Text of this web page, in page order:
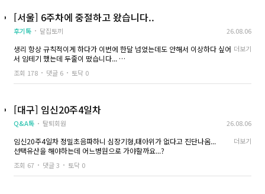
생각하려고 노력했어요...ㅎㅎㅎ
주변에 알릴수도 없어서 진짜 찐친 한명한테만
너무 우울하지 않으려고 친구랑 시간을 보내니
점점 나아지긴 하더라고요..
그래도 여건이 안 되는데 책임지지 못할 선택을
하는 것보다는
생각하며 지내고 있습니다...!!
그래도 중절 자체는 잘 끝나서 마음은 후련해요..
그러니 너무 겁 먹지 마셨으면해서 솔직한 이야
기를 털어놓아봅니다...!!
전 6주차에 흡입술로 진행했고, 수액도 추가해서 받았어요
수술 자체보다 저는 기다리는 시간이 더 긴장됐던 것 같아요...
병원에 도착해서 검사를 하고 설명을 듣는 동안은 괜찮았는데, 막상 제 차례
그래도 원장님이 계속 차분하게 안내해줘서 마음이 조금씩 편해지긴 하더라
고요...
그리고 중절은 수면으로 진행해서 과정은 그냥 기억이 없어요..
눈을 떴을 때는 회복실이었고, 처음에는 정신이 조금 멍했던 것 같아요
수액을 같이 맞으면서 쉬다 보니 몸에 힘이 돌아오는 느낌이 들기도 했어요
수액 추가하는거 그렇게 안비싸니까 수액까지 받으면 좋을 것 같기는 해요..!
아무튼 수술 받고 집에 와서는 무조건 쉬자는 생각으로 하루를 보냈어요 전
배가 살짝 당기는 느낌은 있었지만 계속 심하게 아픈 건 아니었고, 따뜻하게
쉬면서 물도 자주 마셔줬구요..
다음 날에는 컨디션이 조금 나아졌지만 평소처럼 움직이기보다는 천천히 생
활했습니다...!
[서울] 6주차에 중절하고 왔습니다..
후기톡 달집토끼 26.08.06
생리 항상 규칙적이게 하다가 이번에 한달 넘었는데도 안해서 이상하다 싶어
서 임테기 했는데 두줄이 떴습니다...
두 줄 떴을 때 정말 심장이 쿵 내려앉았고... 지금 상황이 아기를 낳을 수 있는
상황이 아니라서... 급하게 중절하고 왔습니다....
상황 말씀 드리니깐 자세한건 병원에서 확인해보자고 하셔서 다음날 바로 방
문했습니다... 전날 전화로 금식하고 오시면 당일에 중절 가능하다고 말씀해
주셔서 금식하고 갔습니다...
갔을 때 여원장님께서 상담해주셨고 따뜻한 말씀으로 진료해주셨어요... 혼자
간거기도 하고 솔직한 감정으로는 중절이 무섭기도 했지만 여원장님께 진료
받으면서 많이 진정이 되서 상담 후에 바로 수술했습니다... 수술 후에는 1인
회복실에서 몸이 괜찮아질 때까지 있다가 바로 퇴원했어요...
더보기
조회 178 댓글 6 토닥 0
[대구] 임신20주4일차
Q&A톡 탈퇴회원 26.08.06
임신20주4일차 정밀초음파하니 심장기형,태아위가 없다고 진단나옴...
선택유산을 해야하는데 어느병원으로 가야할까요...?
더보기
조회 67 댓글 3 토닥 0